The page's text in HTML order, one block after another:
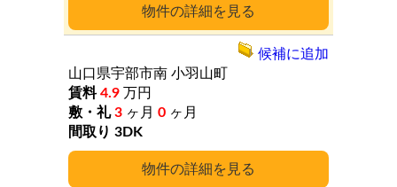
詳細
詳細
山口県宇部市南 小羽山町
4.9 万円
3 ヶ月 0 ヶ月
3DK
候補に追加